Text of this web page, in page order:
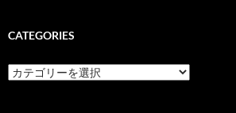
CATEGORIES
categories